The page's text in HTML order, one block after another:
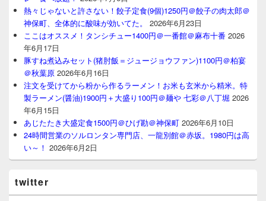
熱々じゃないと許さない！餃子定食(9個)1250円＠餃子の肉太郎＠
神保町、全体的に酸味が効いてた。
2026年6月23日
ここはオススメ！タンシチュー1400円＠一番館＠麻布十番 2026
年6月17日
豚すね煮込みセット(猪肘飯＝ジュージョウファン)1100円＠柏宴
＠秋葉原 2026年6月16日
注文を受けてから粉から作るラーメン！お米も玄米から精米。特
製ラーメン(醤油)1900円＋大盛り100円＠麺や 七彩＠八丁堀 2026
年6月15日
あじたたき大盛定食1500円＠ひげ勘＠神保町 2026年6月10日
24時間営業のソルロンタン専門店、一龍別館＠赤坂。1980円は高
い～！ 2026年6月2日
twitter